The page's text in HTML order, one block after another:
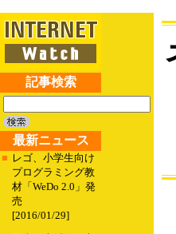
記事検索
最新ニュース
■ レゴ、小学生向け
プログラミング教
材「WeDo 2.0」発
売
[2016/01/29]